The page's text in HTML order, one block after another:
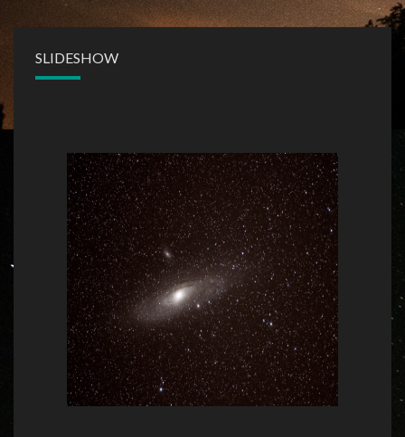
SLIDESHOW